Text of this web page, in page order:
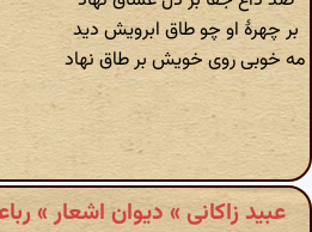
بر چهرهٔ او چو طاق ابرویش دید
مه خوبی روی خویش بر طاق نهاد
عبید زاکانی » دیوان اشعار »